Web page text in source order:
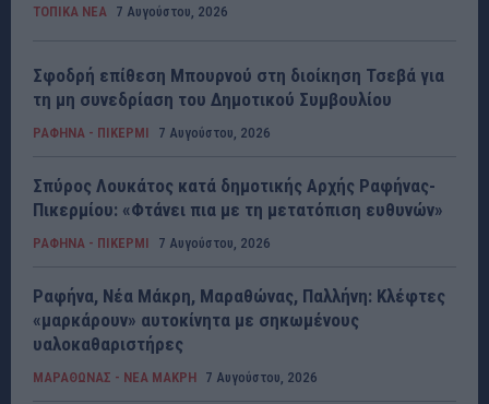
ΤΟΠΙΚΑ ΝΕΑ 7 Αυγούστου, 2026
Σφοδρή επίθεση Μπουρνού στη διοίκηση Τσεβά για
τη μη συνεδρίαση του Δημοτικού Συμβουλίου
ΡΑΦΗΝΑ - ΠΙΚΕΡΜΙ 7 Αυγούστου, 2026
Σπύρος Λουκάτος κατά δημοτικής Αρχής Ραφήνας-
Πικερμίου: «Φτάνει πια με τη μετατόπιση ευθυνών»
ΡΑΦΗΝΑ - ΠΙΚΕΡΜΙ 7 Αυγούστου, 2026
Ραφήνα, Νέα Μάκρη, Μαραθώνας, Παλλήνη: Κλέφτες
«μαρκάρουν» αυτοκίνητα με σηκωμένους
υαλοκαθαριστήρες
ΜΑΡΑΘΩΝΑΣ - ΝΕΑ ΜΑΚΡΗ 7 Αυγούστου, 2026